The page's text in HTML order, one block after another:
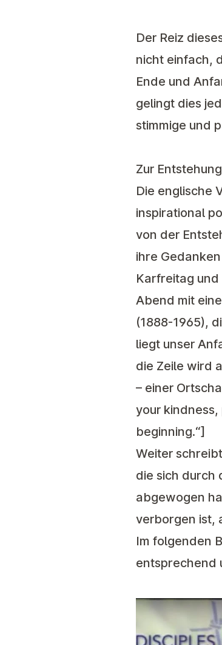
Der Reiz
nicht einfach,
Ende und
gelingt dies
stimmige und
Zur
Die englische
inspirational
von der
ihre
Karfreitag
Abend mit
(1888-1965),
liegt unser
die Zeile wird
– einer
your
beginning.“]
Weiter
die sich durch
abgewogen
verborgen ist,
Im folgenden
entsprechend